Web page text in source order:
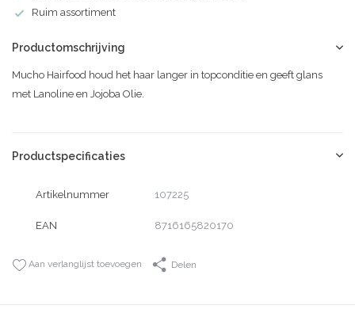
Ruim assortiment
Productomschrijving
Mucho Hairfood houd het haar langer in topconditie en geeft glans
met Lanoline en Jojoba Olie.
Productspecificaties
Artikelnummer 107225
EAN 8716165820170
Aan verlanglijst toevoegen Delen